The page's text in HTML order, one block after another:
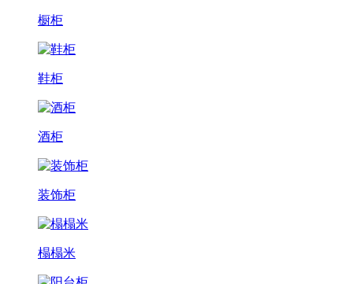
橱柜
鞋柜
酒柜
装饰柜
榻榻米